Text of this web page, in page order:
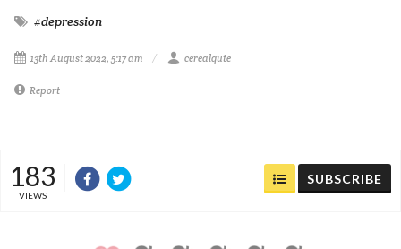
#depression
13th August 2022, 5:17 am cerealqute
Report
183
VIEWS
SUBSCRIBE